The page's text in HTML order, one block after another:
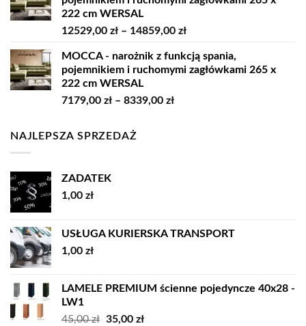
7979,00 zł
9209,00 zł
222 cm WERSAL
12529,00 zł – 14859,00 złZakres
od
12529,00 zł
MOCCA - narożnik z funkcją spania,
pojemnikiem i ruchomymi zagłówkami 265 x
222 cm WERSAL
7179,00 zł – 8339,00 złZakres
NAJLEPSZA SPRZEDAŻ
ZADATEK
1,00 zł
USŁUGA KURIERSKA TRANSPORT
1,00 zł
LAMELE PREMIUM ścienne pojedyncze 40x28 -
LW1
45,00zł Pierwotna
35,00 złAktualna